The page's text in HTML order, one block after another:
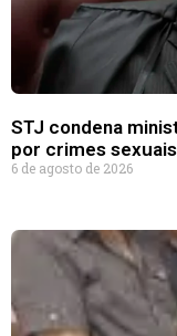
STJ condena
por crimes sexuais
6 de agosto de 2026